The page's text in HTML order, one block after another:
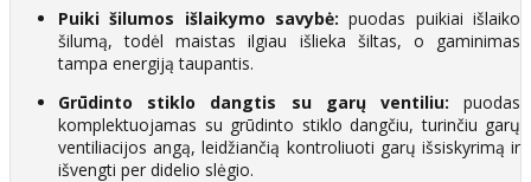
Puiki šilumos išlaikymo savybė: puodas puikiai išlaiko
šilumą, todėl maistas ilgiau išlieka šiltas, o gaminimas
tampa energiją taupantis.
Grūdinto stiklo dangtis su garų ventiliu: puodas
komplektuojamas su grūdinto stiklo dangčiu, turinčiu garų
ventiliacijos angą, leidžiančią kontroliuoti garų išsiskyrimą ir
išvengti per didelio slėgio.